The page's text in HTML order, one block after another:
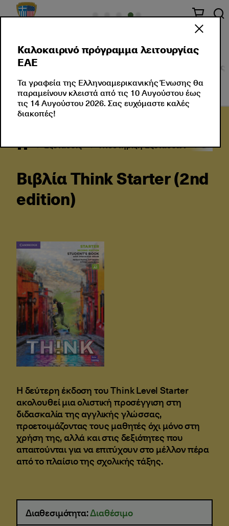
Σχετικά με Εμάς Πιστοποιήσεις Ξένης Γλώσσας
Εξετάσεις Υποστήριξη Εξετάσεων
Βιβλία Think Starter (2nd
edition)
Η δεύτερη έκδοση του Think Level Starter
ακολουθεί μια ολιστική προσέγγιση στη
διδασκαλία της αγγλικής γλώσσας,
προετοιμάζοντας τους μαθητές όχι μόνο στη
χρήση της, αλλά και στις δεξιότητες που
απαιτούνται για να επιτύχουν στο μέλλον πέρα
από το πλαίσιο της σχολικής τάξης.
Διαθεσιμότητα:Διαθέσιμο
Καλοκαιρινό πρόγραμμα λειτουργίας
ΕΑΕ
Τα γραφεία της Ελληνοαμερικανικής Ένωσης θα
παραμείνουν κλειστά από τις 10 Αυγούστου έως
τις 14 Αυγούστου 2026. Σας ευχόμαστε καλές
διακοπές!